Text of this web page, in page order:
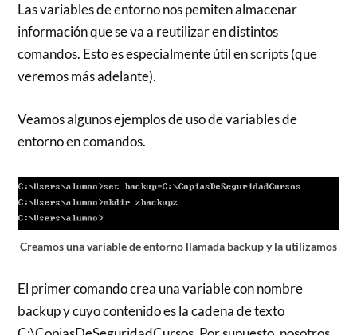
Las variables de entorno nos pemiten almacenar
información que se va a reutilizar en distintos
comandos. Esto es especialmente útil en scripts (que
veremos más adelante).
Veamos algunos ejemplos de uso de variables de
entorno en comandos.
Creamos una variable de entorno llamada backup y la utilizamos
El primer comando crea una variable con nombre
backup y cuyo contenido es la cadena de texto